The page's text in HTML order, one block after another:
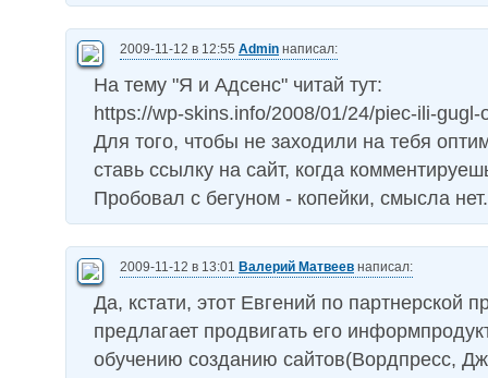
2009-11-12 в 12:55 Admin написал:
На тему "Я и Адсенс" читай тут:
https://wp-skins.info/2008/01/24/piec-ili-gugl-
Для того, чтобы не заходили на тебя
ставь ссылку на сайт, когда
Пробовал с бегуном - копейки, смысла нет.
2009-11-12 в 13:01 Валерий Матвеев написал:
Да, кстати, этот Евгений по партнерской
предлагает продвигать его
обучению созданию сайтов(Вордпресс,